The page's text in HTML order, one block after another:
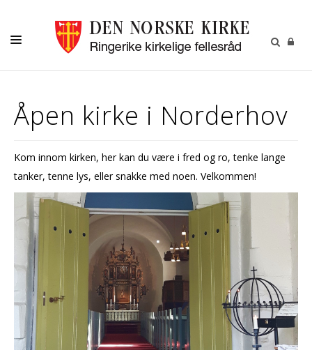
AKTIVITETER
KALENDER
OM OSS
KIRKEBLADET
VÅR HISTORIE
Åpen kirke i Norderhov
Kom innom kirken, her kan du være i fred og ro, tenke lange
tanker, tenne lys, eller snakke med noen. Velkommen!